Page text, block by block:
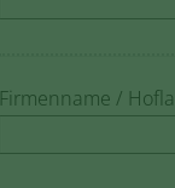
Firmenname /